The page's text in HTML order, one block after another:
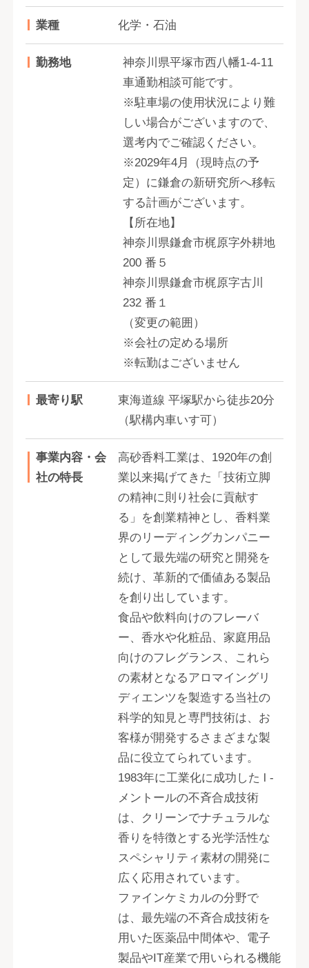
業種 化学・石油
勤務地
神奈川県平塚市西八幡1-4-11
車通勤相談可能です。
※駐車場の使用状況により難
しい場合がございますので、
選考内でご確認ください。
※2029年4月（現時点の予
定）に鎌倉の新研究所へ移転
する計画がございます。
【所在地】
神奈川県鎌倉市梶原字外耕地
200 番５
神奈川県鎌倉市梶原字古川
232 番１
（変更の範囲）
※会社の定める場所
※転勤はございません
最寄り駅
東海道線 平塚駅から徒歩20分
（駅構内車いす可）
事業内容・会
社の特長
高砂香料工業は、1920年の創
業以来掲げてきた「技術立脚
の精神に則り社会に貢献す
る」を創業精神とし、香料業
界のリーディングカンパニー
として最先端の研究と開発を
続け、革新的で価値ある製品
を創り出しています。
食品や飲料向けのフレーバ
ー、香水や化粧品、家庭用品
向けのフレグランス、これら
の素材となるアロマイングリ
ディエンツを製造する当社の
科学的知見と専門技術は、お
客様が開発するさまざまな製
品に役立てられています。
1983年に工業化に成功した l -
メントールの不斉合成技術
は、クリーンでナチュラルな
香りを特徴とする光学活性な
スペシャリティ素材の開発に
広く応用されています。
ファインケミカルの分野で
は、最先端の不斉合成技術を
用いた医薬品中間体や、電子
製品やIT産業で用いられる機能